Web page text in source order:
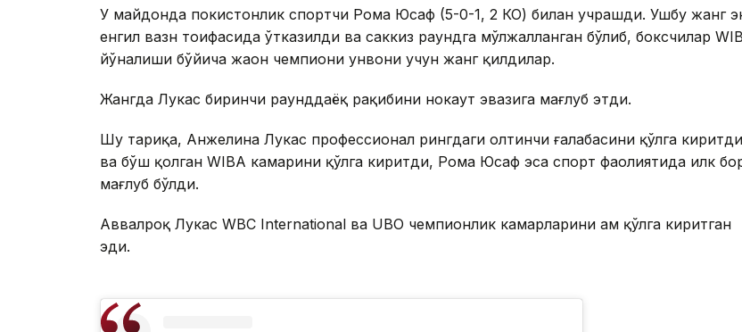
У майдонда покистонлик спортчи Рома Юсаф (5-0-1, 2 КО) билан учрашди. Ушбу жанг
енгил вазн тоифасида ўтказилди ва саккиз раундга мўлжалланган бўлиб, боксчилар
йўналиши бўйича жаҳон чемпиони унвони учун жанг қилдилар.
Жангда Лукас биринчи раунддаёқ рақибини нокаут эвазига мағлуб этди.
Шу тариқа, Анжелина Лукас профессионал рингдаги олтинчи ғалабасини қўлга киритди
ва бўш қолган WIBA камарини қўлга киритди, Рома Юсаф эса спорт фаолиятида илк
мағлуб бўлди.
Аввалроқ Лукас WBC International ва UBO чемпионлик камарларини ҳам қўлга киритган
эди.